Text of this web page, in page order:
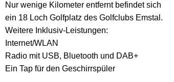
Nur wenige Kilometer entfernt befindet sich
ein 18 Loch Golfplatz des Golfclubs Emstal.
Weitere Inklusiv-Leistungen:
Internet/WLAN
Radio mit USB, Bluetooth und DAB+
Ein Tap für den Geschirrspüler